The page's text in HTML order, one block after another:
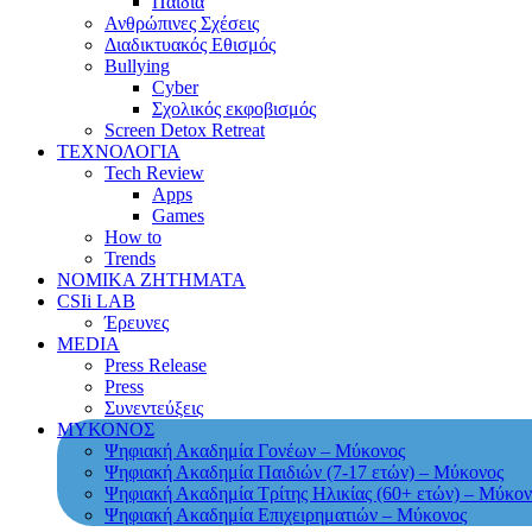
Ανθρώπινες Σχέσεις
Διαδικτυακός Εθισμός
Bullying
Cyber
Σχολικός εκφοβισμός
Screen Detox Retreat
ΤΕΧΝΟΛΟΓΙΑ
Tech Review
Apps
Games
How to
Trends
ΝΟΜΙΚΑ ΖΗΤΗΜΑΤΑ
CSIi LAB
Έρευνες
MEDIA
Press Release
Press
Συνεντεύξεις
ΜΥΚΟΝΟΣ
Ψηφιακή Ακαδημία Γονέων – Μύκονος
Ψηφιακή Ακαδημία Παιδιών (7-17 ετών) – Μύκονος
Ψηφιακή Ακαδημία Τρίτης Ηλικίας (60+ ετών) –
Ψηφιακή Ακαδημία Επιχειρηματιών – Μύκονος